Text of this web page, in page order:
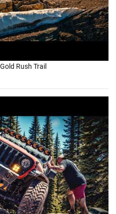
Rush Trail